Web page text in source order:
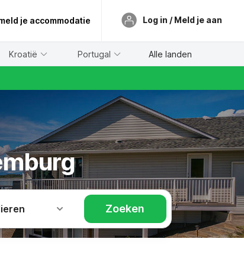
je accommodatie Log in / Meld je aan
Kroatië Portugal Alle landen
Zoeken